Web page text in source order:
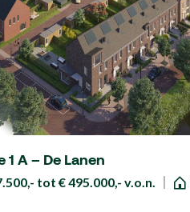
1 A – De Lanen
tot € 495.000,- v.o.n.